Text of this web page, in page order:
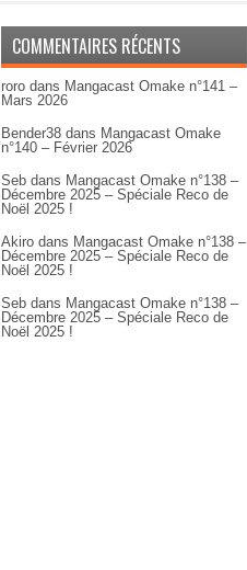
COMMENTAIRES RÉCENTS
roro dans Mangacast Omake n°141 –
Mars 2026
Bender38 dans Mangacast Omake
n°140 – Février 2026
Seb dans Mangacast Omake n°138 –
Décembre 2025 – Spéciale Reco de
Noël 2025 !
Akiro dans Mangacast Omake n°138 –
Décembre 2025 – Spéciale Reco de
Noël 2025 !
Seb dans Mangacast Omake n°138 –
Décembre 2025 – Spéciale Reco de
Noël 2025 !